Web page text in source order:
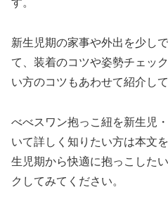
す。
新生児期の家事や外出を少し
て、装着のコツや姿勢チェッ
い方のコツもあわせて紹介して
べべスワン抱っこ紐を新生児
いて詳しく知りたい方は本文
生児期から快適に抱っこした
クしてみてください。